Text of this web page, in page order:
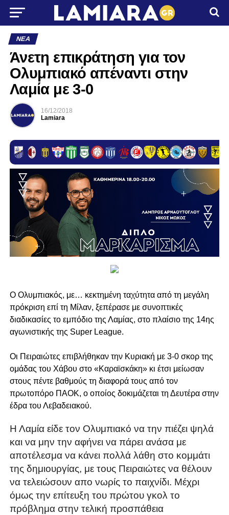
ΝΈΑ
Άνετη επικράτηση για τον
Ολυμπιακό απέναντι στην
Λαμία με 3-0
16/12/2018
Lamiara
Ο Ολυμπιακός, με… κεκτημένη ταχύτητα από τη μεγάλη
πρόκριση επί τη Μίλαν, ξεπέρασε με συνοπτικές
διαδικασίες το εμπόδιο της Λαμίας, στο πλαίσιο της 14ης
αγωνιστικής της Super League.
Οι Πειραιώτες επιβλήθηκαν την Κυριακή με 3-0 σκορ της
ομάδας του Χάβου στο «Καραϊσκάκη» κι έτσι μείωσαν
στους πέντε βαθμούς τη διαφορά τους από τον
πρωτοπόρο ΠΑΟΚ, ο οποίος δοκιμάζεται τη Δευτέρα στην
έδρα του Λεβαδειακού.
Η Λαμία είδε τον Ολυμπιακό να την πιέζει ψηλά
και να μην την αφήνει να πάρει ανάσα με
αποτέλεσμα να κάνει πολλά λάθη στο κομμάτι
της δημιουργίας, με τους Πειραιώτες να θέλουν
να τελειώσουν απο νωρίς το παιχνίδι. Μέχρι
όμως την επίτευξη του πρώτου γκολ το
πρόβλημα στην τελική προσπάθεια